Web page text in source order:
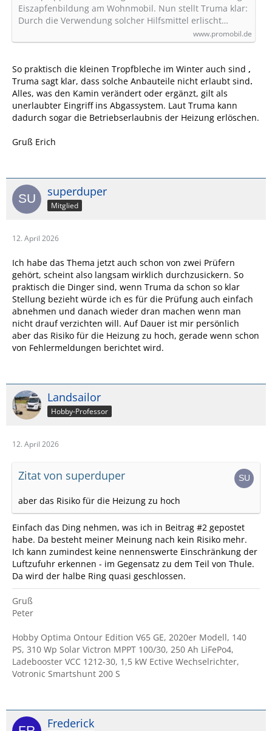
Eiszapfenbildung am Wohnmobil. Nun stellt Truma klar:
Durch die Verwendung solcher Hilfsmittel erlischt…
www.promobil.de
So praktisch die kleinen Tropfbleche im Winter auch sind ,
Truma sagt klar, dass solche Anbauteile nicht erlaubt sind.
Alles, was den Kamin verändert oder ergänzt, gilt als
unerlaubter Eingriff ins Abgassystem. Laut Truma kann
dadurch sogar die Betriebserlaubnis der Heizung erlöschen.
Gruß Erich
superduper
Mitglied
12. April 2026
Ich habe das Thema jetzt auch schon von zwei Prüfern
gehört, scheint also langsam wirklich durchzusickern. So
praktisch die Dinger sind, wenn Truma da schon so klar
Stellung bezieht würde ich es für die Prüfung auch einfach
abnehmen und danach wieder dran machen wenn man
nicht drauf verzichten will. Auf Dauer ist mir persönlich
aber das Risiko für die Heizung zu hoch, gerade wenn schon
von Fehlermeldungen berichtet wird.
Landsailor
Hobby-Professor
12. April 2026
Zitat von superduper
aber das Risiko für die Heizung zu hoch
Einfach das Ding nehmen, was ich in Beitrag #2 gepostet
habe. Da besteht meiner Meinung nach kein Risiko mehr.
Ich kann zumindest keine nennenswerte Einschränkung der
Luftzufuhr erkennen - im Gegensatz zu dem Teil von Thule.
Da wird der halbe Ring quasi geschlossen.
Gruß
Peter
Hobby Optima Ontour Edition V65 GE, 2020er Modell, 140
PS, 310 Wp Solar Victron MPPT 100/30, 250 Ah LiFePo4,
Ladebooster VCC 1212-30, 1,5 kW Ective Wechselrichter,
Votronic Smartshunt 200 S
Frederick